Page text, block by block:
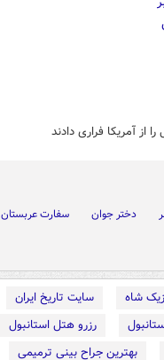
از آمریکا فراری دادند
دختر جوان سفارت عربستان
شاه
سایت تاریخ ایران
رزرو هتل استانبول
بهترین جراح بینی ترمیمی